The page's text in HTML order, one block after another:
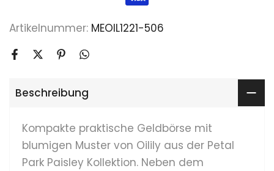
Artikelnummer: MEOIL1221-506
Beschreibung
Kompakte praktische Geldbörse mit
blumigen Muster von Oilily aus der Petal
Park Paisley Kollektion. Neben dem